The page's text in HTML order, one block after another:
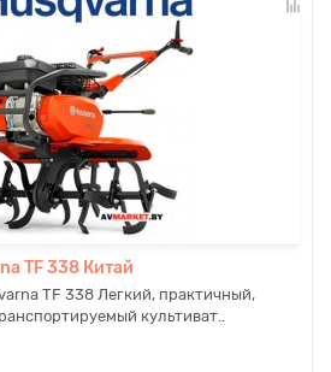
TF 338 Китай
TF 338 Легкий, практичный,
культиват..